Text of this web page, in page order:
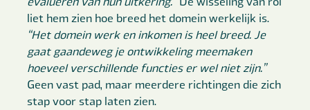
liet hem zien hoe breed het domein werkelijk is.
“Het domein werk en inkomen is heel breed. Je
gaat gaandeweg je ontwikkeling meemaken
hoeveel verschillende functies er wel niet zijn.”
Geen vast pad, maar meerdere richtingen die zich
stap voor stap laten zien.